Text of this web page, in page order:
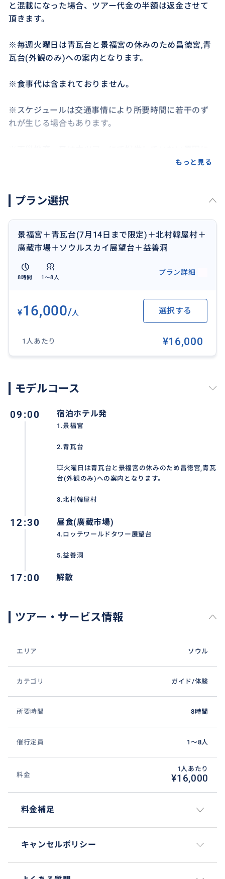
と混載になった場合、ツアー代金の半額は返金させて
頂きます。
※毎週火曜日は青瓦台と景福宮の休みのため昌徳宮,青
瓦台(外観のみ)への案内となります。
※食事代は含まれておりません。
※スケジュールは交通事情により所要時間に若干のず
れが生じる場合もあります。
よる事故などに関しては一切責任を持ちません。
おすすめ
いた大統領府
🎈景福宮 - 1395年、太祖・李成桂(イ・ソンゲ)によっ
て建てられた朝鮮王朝の王宮
ク）の密集する地区である。
るデートスポット
もっと見る
プラン選択
景福宮＋青瓦台(7月14日まで限定)＋北村韓屋村＋
廣藏市場＋ソウルスカイ展望台＋益善洞
8時間 1〜8人
プラン詳細
¥16,000/人 選択する
1人あたり ¥16,000
モデルコース
09:00 宿泊ホテル発
1.景福宮
2.青瓦台
💥火曜日は青瓦台と景福宮の休みのため昌徳宮,青瓦
台(外観のみ)への案内となります。
3.北村韓屋村
12:30 昼食(廣藏市場)
4.ロッテワールドタワー展望台
5.益善洞
17:00 解散
ツアー・サービス情報
エリア ソウル
カテゴリ ガイド/体験
所要時間 8時間
催行定員 1〜8人
料金
1人あたり
¥16,000
料金補足
キャンセルポリシー